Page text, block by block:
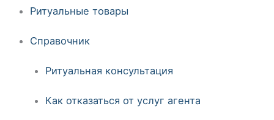
Ритуальные товары
Справочник
Ритуальная консультация
Как отказаться от услуг агента